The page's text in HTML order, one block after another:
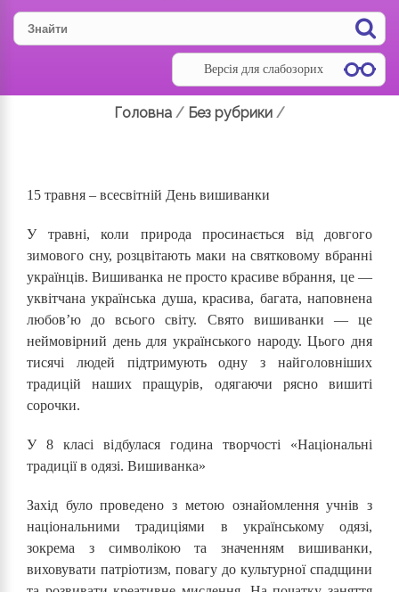
Версія для слабозорих
Головна / Без рубрики /
15 травня – всесвітній День вишиванки
У травні, коли природа просинається від довгого
зимового сну, розцвітають маки на святковому вбранні
українців. Вишиванка не просто красиве вбрання, це —
уквітчана українська душа, красива, багата, наповнена
любов’ю до всього світу. Свято вишиванки — це
неймовірний день для українського народу. Цього дня
тисячі людей підтримують одну з найголовніших
традицій наших пращурів, одягаючи рясно вишиті
сорочки.
У 8 класі відбулася година творчості «Національні
традиції в одязі. Вишиванка»
Захід було проведено з метою ознайомлення учнів з
національними традиціями в українському одязі,
зокрема з символікою та значенням вишиванки,
виховувати патріотизм, повагу до культурної спадщини